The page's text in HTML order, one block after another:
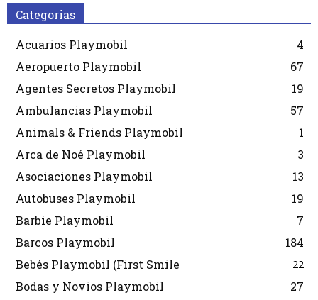
Categorias
Acuarios Playmobil
4
Aeropuerto Playmobil
67
Agentes Secretos Playmobil
19
Ambulancias Playmobil
57
Animals & Friends Playmobil
1
Arca de Noé Playmobil
3
Asociaciones Playmobil
13
Autobuses Playmobil
19
Barbie Playmobil
7
Barcos Playmobil
184
Bebés Playmobil (First Smile
22
Bodas y Novios Playmobil
27